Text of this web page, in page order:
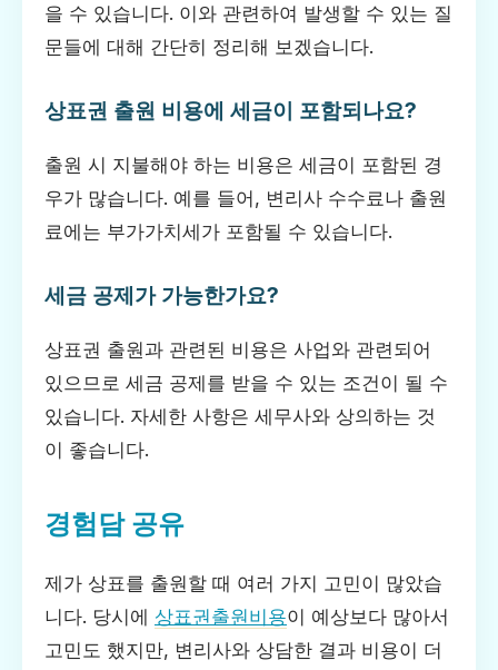
을 수 있습니다. 이와 관련하여 발생할 수 있는 질
문들에 대해 간단히 정리해 보겠습니다.
상표권 출원 비용에 세금이 포함되나요?
출원 시 지불해야 하는 비용은 세금이 포함된 경
우가 많습니다. 예를 들어, 변리사 수수료나 출원
료에는 부가가치세가 포함될 수 있습니다.
세금 공제가 가능한가요?
상표권 출원과 관련된 비용은 사업와 관련되어
있으므로 세금 공제를 받을 수 있는 조건이 될 수
있습니다. 자세한 사항은 세무사와 상의하는 것
이 좋습니다.
경험담 공유
제가 상표를 출원할 때 여러 가지 고민이 많았습
니다. 당시에 상표권출원비용이 예상보다 많아서
고민도 했지만, 변리사와 상담한 결과 비용이 더